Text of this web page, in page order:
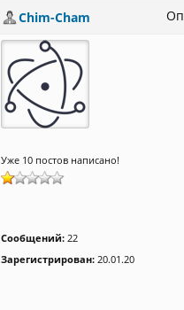
Chim-Cham
Уже 10 постов написано!
Сообщений: 22
Зарегистрирован: 20.01.20